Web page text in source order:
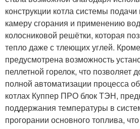
конструкции котла системы подачи
камеру сгорания и применению
колосниковой решётки, которая
тепло даже с тлеющих углей. Кроме
предусмотрена возможность
пеллетной горелок, что позволяет
полной автоматизации процесса
котлах Куппер ПРО блок ТЭН,
поддержания температуры в
прогорании основного топлива,